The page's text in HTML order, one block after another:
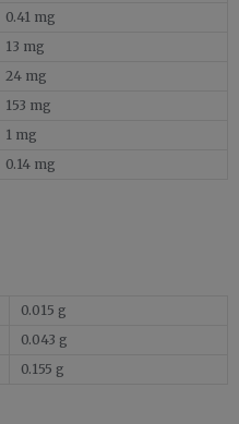
0.41 mg
13 mg
24 mg
153 mg
1 mg
0.14 mg
0.015 g
0.043 g
0.155 g